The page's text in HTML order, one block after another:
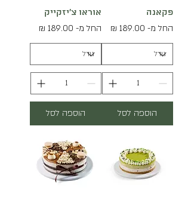
פקאנה
החל מ-
מחיר מבצע
הוספה לסל
אוראו צ'יזקייק
החל מ-
מחיר מבצע
הוספה לסל